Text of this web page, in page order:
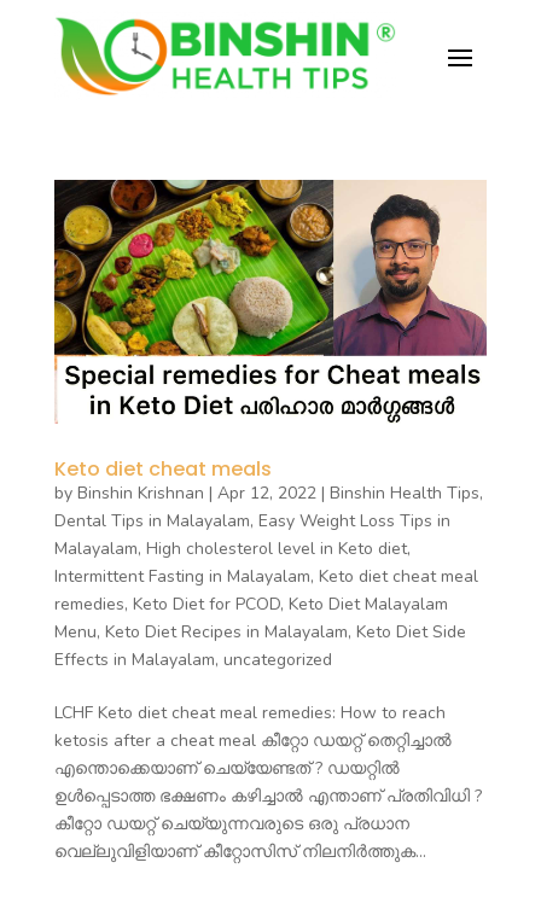
Keto diet cheat meals
by Binshin Krishnan | Apr 12, 2022| Binshin Health Tips,
Dental Tips in Malayalam, Easy Weight Loss Tips in
Malayalam, High cholesterol level in Keto diet,
Intermittent Fasting in Malayalam, Keto diet cheat meal
remedies, Keto Diet for PCOD, Keto Diet Malayalam
Menu, Keto Diet Recipes in Malayalam, Keto Diet Side
Effects in Malayalam, uncategorized
LCHF Keto diet cheat meal remedies: How to reach
ketosis after a cheat meal കീറ്റോ ഡയറ്റ് തെറ്റിച്ചാൽ
എന്തൊക്കെയാണ് ചെയ്യേണ്ടത് ? ഡയറ്റിൽ
ഉൾപ്പെടാത്ത ഭക്ഷണം കഴിച്ചാൽ എന്താണ് പ്രതിവിധി ?
കീറ്റോ ഡയറ്റ് ചെയ്യുന്നവരുടെ ഒരു പ്രധാന
വെല്ലുവിളിയാണ് കീറ്റോസിസ് നിലനിർത്തുക...